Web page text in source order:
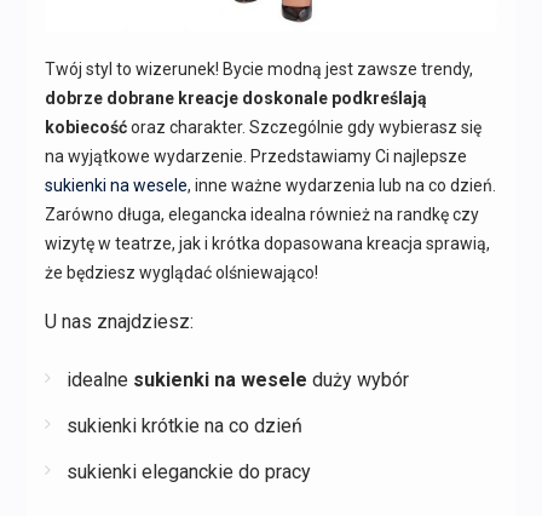
Twój styl to wizerunek! Bycie modną jest zawsze trendy,
dobrze dobrane kreacje doskonale podkreślają
kobiecośćoraz charakter. Szczególnie gdy wybierasz się
na wyjątkowe wydarzenie. Przedstawiamy Ci najlepsze
sukienki na wesele, inne ważne wydarzenia lub na co dzień.
Zarówno długa, elegancka idealna również na randkę czy
wizytę w teatrze, jak i krótka dopasowana kreacja sprawią,
że będziesz wyglądać olśniewająco!
U nas znajdziesz:
idealne sukienki na wesele duży wybór
sukienki krótkie na co dzień
sukienki eleganckie do pracy